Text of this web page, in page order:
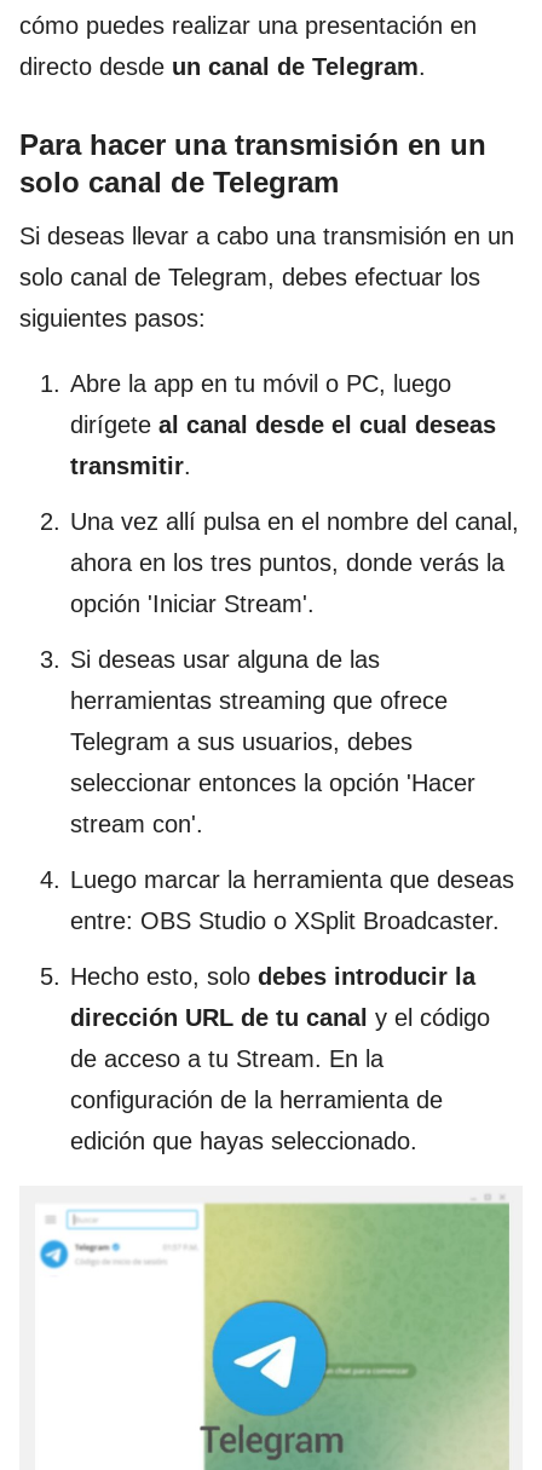
cómo puedes realizar una presentación en
directo desde un canal de Telegram.
Para hacer una transmisión en un
solo canal de Telegram
Si deseas llevar a cabo una transmisión en un
solo canal de Telegram, debes efectuar los
siguientes pasos:
Abre la app en tu móvil o PC, luego
dirígete al canal desde el cual deseas
transmitir.
Una vez allí pulsa en el nombre del canal,
ahora en los tres puntos, donde verás la
opción 'Iniciar Stream'.
Si deseas usar alguna de las
herramientas streaming que ofrece
Telegram a sus usuarios, debes
seleccionar entonces la opción 'Hacer
stream con'.
Luego marcar la herramienta que deseas
entre: OBS Studio o XSplit Broadcaster.
Hecho esto, solo debes introducir la
dirección URL de tu canal y el código
de acceso a tu Stream. En la
configuración de la herramienta de
edición que hayas seleccionado.